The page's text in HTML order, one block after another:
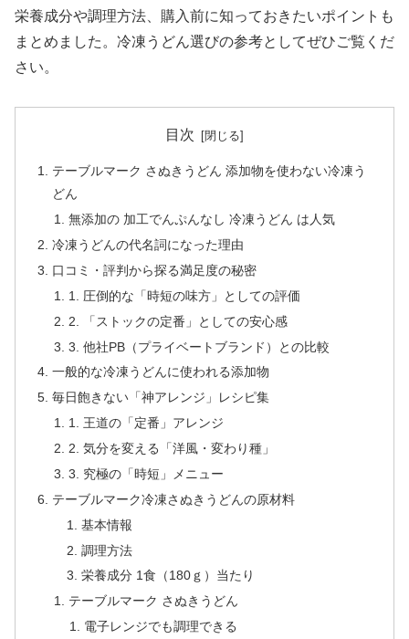
栄養成分や調理方法、購入前に知っておきたいポイントも
まとめました。冷凍うどん選びの参考としてぜひご覧くだ
さい。
目次
テーブルマーク さぬきうどん 添加物を使わない冷凍う
どん
無添加の 加工でんぷんなし 冷凍うどん は人気
冷凍うどんの代名詞になった理由
口コミ・評判から探る満足度の秘密
1. 圧倒的な「時短の味方」としての評価
2. 「ストックの定番」としての安心感
3. 他社PB（プライベートブランド）との比較
一般的な冷凍うどんに使われる添加物
毎日飽きない「神アレンジ」レシピ集
1. 王道の「定番」アレンジ
2. 気分を変える「洋風・変わり種」
3. 究極の「時短」メニュー
テーブルマーク冷凍さぬきうどんの原材料
基本情報
調理方法
栄養成分 1食（180ｇ）当たり
テーブルマーク さぬきうどん
電子レンジでも調理できる